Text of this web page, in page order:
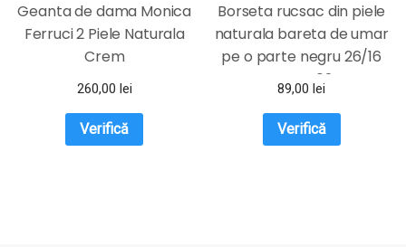
Geanta de dama Monica
Ferruci 2 Piele Naturala
Crem
260,00 lei
Verifică
Borseta rucsac din piele
naturala bareta de umar
pe o parte negru 26/16
Magrot 024
89,00 lei
Verifică